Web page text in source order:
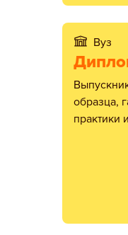
Вуз
Выпускники получают диплом государственного
образца,
практики